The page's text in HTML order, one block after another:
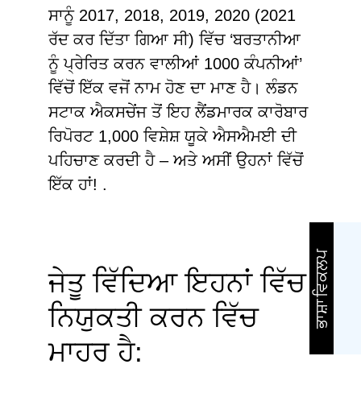
ਭਾਸ਼ਾ ਵਿਕਲਪ
ਸਾਨੂੰ 2017, 2018, 2019, 2020 (2021
ਰੱਦ ਕਰ ਦਿੱਤਾ ਗਿਆ ਸੀ) ਵਿੱਚ ‘ਬਰਤਾਨੀਆ
ਨੂੰ ਪ੍ਰੇਰਿਤ ਕਰਨ ਵਾਲੀਆਂ 1000 ਕੰਪਨੀਆਂ’
ਵਿੱਚੋਂ ਇੱਕ ਵਜੋਂ ਨਾਮ ਹੋਣ ਦਾ ਮਾਣ ਹੈ। ਲੰਡਨ
ਸਟਾਕ ਐਕਸਚੇਂਜ ਤੋਂ ਇਹ ਲੈਂਡਮਾਰਕ ਕਾਰੋਬਾਰ
ਰਿਪੋਰਟ 1,000 ਵਿਸ਼ੇਸ਼ ਯੂਕੇ ਐਸਐਮਈ ਦੀ
ਪਹਿਚਾਣ ਕਰਦੀ ਹੈ – ਅਤੇ ਅਸੀਂ ਉਹਨਾਂ ਵਿੱਚੋਂ
ਇੱਕ ਹਾਂ! .
ਜੇਤੂ ਵਿੱਦਿਆ ਇਹਨਾਂ ਵਿੱਚ
ਨਿਯੁਕਤੀ ਕਰਨ ਵਿੱਚ
ਮਾਹਰ ਹੈ: